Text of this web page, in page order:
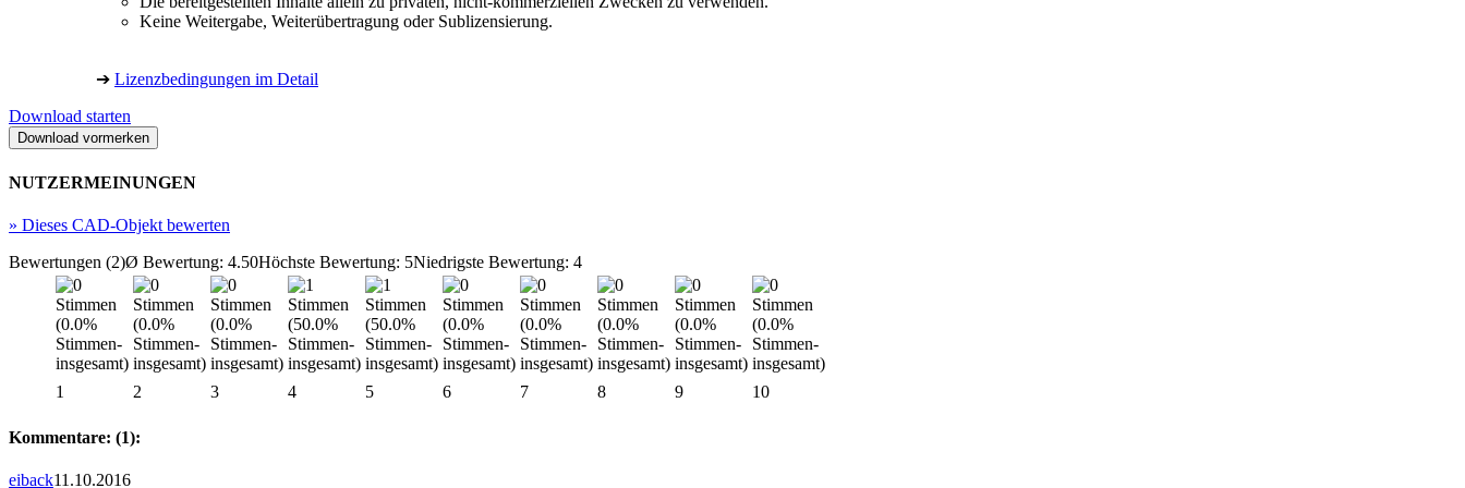
Keine Weitergabe, Weiterübertragung oder Sublizensierung.
➔ Lizenzbedingungen im Detail
Download starten
NUTZERMEINUNGEN
» Dieses CAD-Objekt bewerten
Bewertungen (2)Ø Bewertung: 4.50Höchste Bewertung: 5Niedrigste Bewertung: 4
1 2 3 4 5 6 7 8 9 10
Kommentare: (1):
eiback11.10.2016